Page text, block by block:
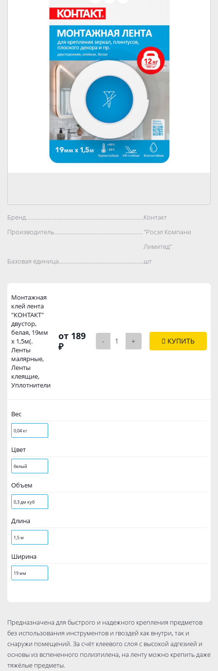
Бренд..................................................................................Контакт
Производитель..................................................................................
"Росэл Компани
Лимитед"
Базовая единица..................................................................................
шт
Монтажная
клей лента
"КОНТАКТ"
двустор,
белая, 19мм
х 1,5м(.
Ленты
малярные,
Ленты
клеящие,
Уплотнители
от 189
₽
- + КУПИТЬ
Вес
0,04 кг
Цвет
белый
Объем
0,3 дм куб
Длина
1,5 м
Ширина
19 мм
Предназначена для быстрого и надежного крепления предметов
без использования инструментов и гвоздей как внутри, так и
снаружи помещений. За счёт клеевого слоя с высокой адгезией и
основы из вспененного полиэтилена, на ленту можно крепить даже
тяжёлые предметы.